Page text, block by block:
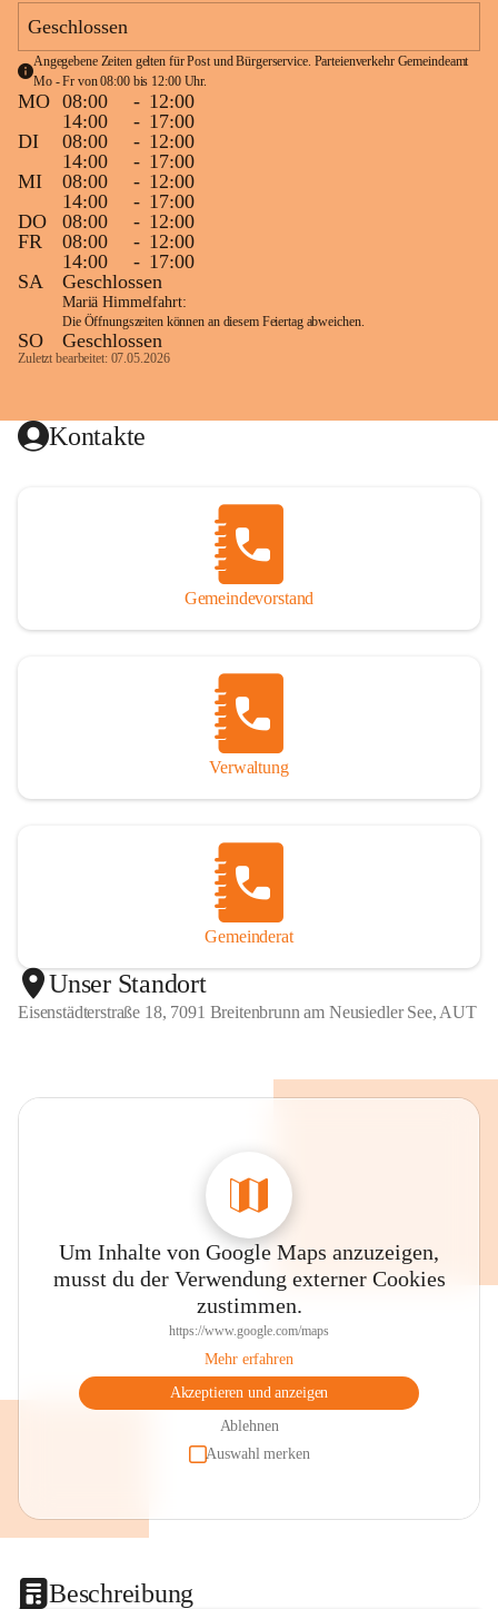
Geschlossen
Angegebene Zeiten gelten für Post und Bürgerservice. Parteienverkehr Gemeindeamt
Mo - Fr von 08:00 bis 12:00 Uhr.
MO 08:00 - 12:00
14:00
- 17:00
DI
08:00 - 12:00
14:00
- 17:00
MI
08:00 - 12:00
14:00
- 17:00
DO
08:00 - 12:00
FR
08:00 - 12:00
14:00
- 17:00
SA
Geschlossen
Mariä Himmelfahrt:
Die Öffnungszeiten können an diesem Feiertag abweichen.
SO Geschlossen
Zuletzt bearbeitet: 07.05.2026
Kontakte
Gemeindevorstand
Verwaltung
Gemeinderat
Unser Standort
Eisenstädterstraße 18, 7091 Breitenbrunn am Neusiedler See, AUT
Um Inhalte von Google Maps anzuzeigen,
musst du der Verwendung externer Cookies
zustimmen.
https://www.google.com/maps
Mehr erfahren
Akzeptieren und anzeigen
Ablehnen
Auswahl merken
Beschreibung